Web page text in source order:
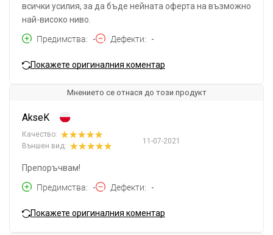
всички усилия, за да бъде нейната оферта на възможно
най-високо ниво.
Предимства
- Дефекти -
Покажете оригиналния коментар
Мнението се отнася до този продукт
AkseK
11-07-2021
Качество:
Външен вид:
Препоръчвам!
Предимства
- Дефекти -
Покажете оригиналния коментар